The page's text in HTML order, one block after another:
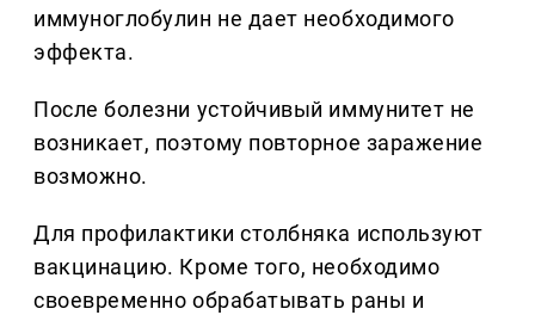
иммуноглобулин не дает необходимого
эффекта.
После болезни устойчивый иммунитет не
возникает, поэтому повторное заражение
возможно.
Для профилактики столбняка используют
вакцинацию. Кроме того, необходимо
своевременно обрабатывать раны и